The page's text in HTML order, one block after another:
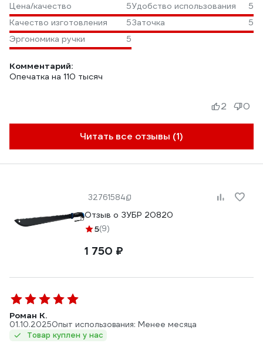
Цена/качество 5Удобство использования
5
Качество изготовления
5Заточка
5
Эргономика ручки
5
Комментарий:
Опечатка на 110 тысяч
Читать все отзывы (1)
2 0
32761584
Отзыв о ЗУБР 20820
5(9)
1 750 ₽
Роман К.
01.10.2025Опыт использования: Менее месяца
Товар куплен у нас